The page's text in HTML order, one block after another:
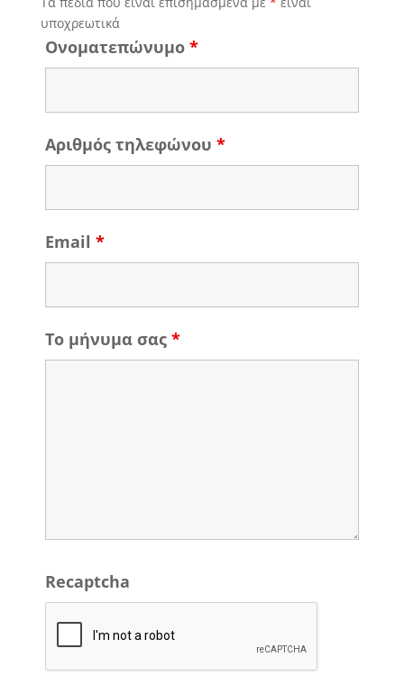
υποχρεωτικά
Ονοματεπώνυμο *
Αριθμός τηλεφώνου *
Email *
Το μήνυμα σας *
Recaptcha